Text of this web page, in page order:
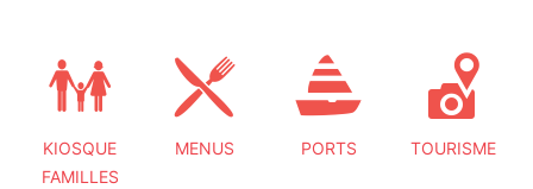
KIOSQUE
FAMILLES
MENUS PORTS TOURISME